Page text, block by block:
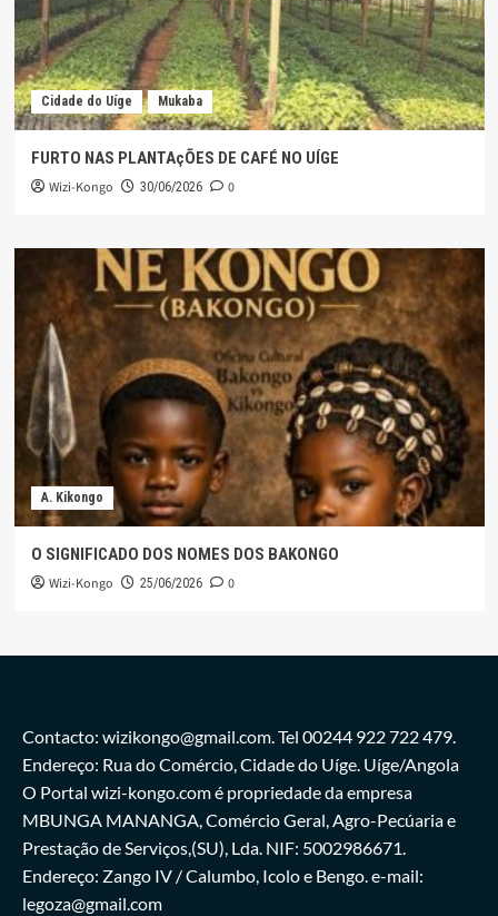
Cidade do Uíge Mukaba
FURTO NAS PLANTAçÕES DE CAFÉ NO UÍGE
Wizi-Kongo 30/06/2026 0
A. Kikongo
O SIGNIFICADO DOS NOMES DOS BAKONGO
Wizi-Kongo 25/06/2026 0
Contacto: wizikongo@gmail.com. Tel 00244 922 722 479.
Endereço: Rua do Comércio, Cidade do Uíge. Uíge/Angola
O Portal wizi-kongo.com é propriedade da empresa
MBUNGA MANANGA, Comércio Geral, Agro-Pecúaria e
Prestação de Serviços,(SU), Lda. NIF: 5002986671.
Endereço: Zango IV / Calumbo, Icolo e Bengo. e-mail:
legoza@gmail.com